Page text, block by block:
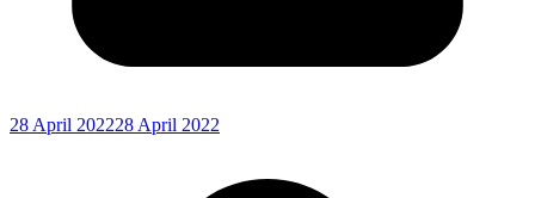
28 April 202228 April 2022